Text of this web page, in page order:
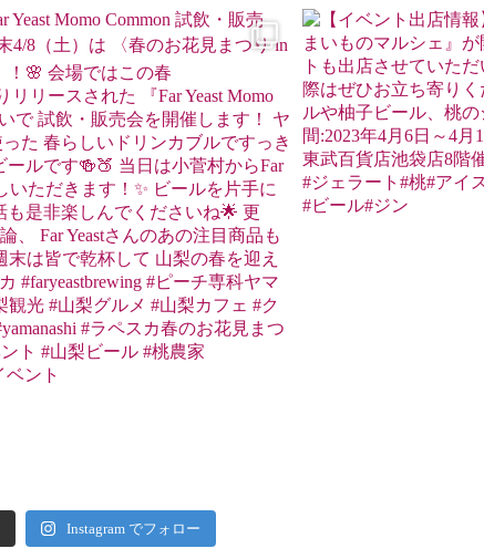
Instagram でフォロー